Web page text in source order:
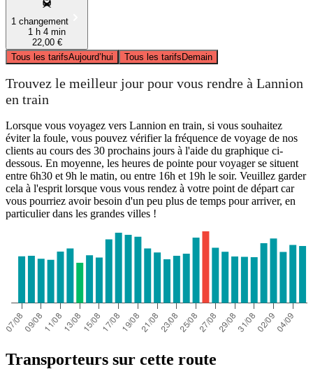
1 changement
1 h 4 min
22,00 €
Tous les tarifsAujourd’hui Tous les tarifsDemain
Trouvez le meilleur jour pour vous rendre à Lannion
en train
Lorsque vous voyagez vers Lannion en train, si vous souhaitez
éviter la foule, vous pouvez vérifier la fréquence de voyage de nos
clients au cours des 30 prochains jours à l'aide du graphique ci-
dessous. En moyenne, les heures de pointe pour voyager se situent
entre 6h30 et 9h le matin, ou entre 16h et 19h le soir. Veuillez garder
cela à l'esprit lorsque vous vous rendez à votre point de départ car
vous pourriez avoir besoin d'un peu plus de temps pour arriver, en
particulier dans les grandes villes !
Transporteurs sur cette route